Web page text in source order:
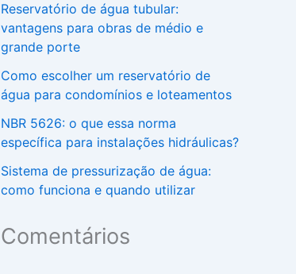
Reservatório de água tubular:
vantagens para obras de médio e
grande porte
Como escolher um reservatório de
água para condomínios e loteamentos
NBR 5626: o que essa norma
específica para instalações hidráulicas?
Sistema de pressurização de água:
como funciona e quando utilizar
Comentários